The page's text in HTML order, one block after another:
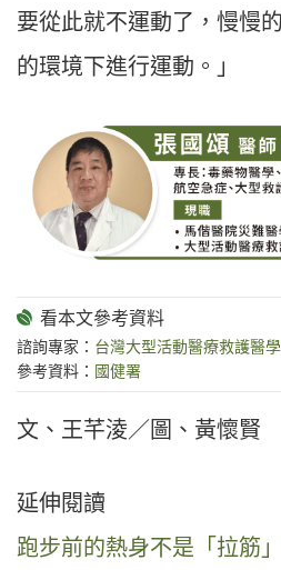
要從此就不運動了，慢慢
的環境下進行運動。」
諮詢專家： 台灣大型活動醫療救護醫
參考資料： 國健署
文、王芊淩／圖、黃懷賢
延伸閱讀
跑步前的熱身不是「拉筋